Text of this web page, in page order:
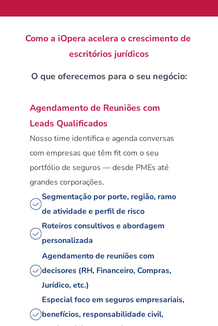
Como a iOpera acelera o crescimento de
escritórios jurídicos
O que oferecemos para o seu negócio:
Agendamento de Reuniões com
Leads Qualificados
Nosso time identifica e agenda conversas
com empresas que têm fit com o seu
portfólio de seguros — desde PMEs até
grandes corporações.
Segmentação por porte, região, ramo
de atividade e perfil de risco
Roteiros consultivos e abordagem
personalizada
Agendamento de reuniões com
decisores (RH, Financeiro, Compras,
Jurídico, etc.)
Especial foco em seguros empresariais,
benefícios, responsabilidade civil,